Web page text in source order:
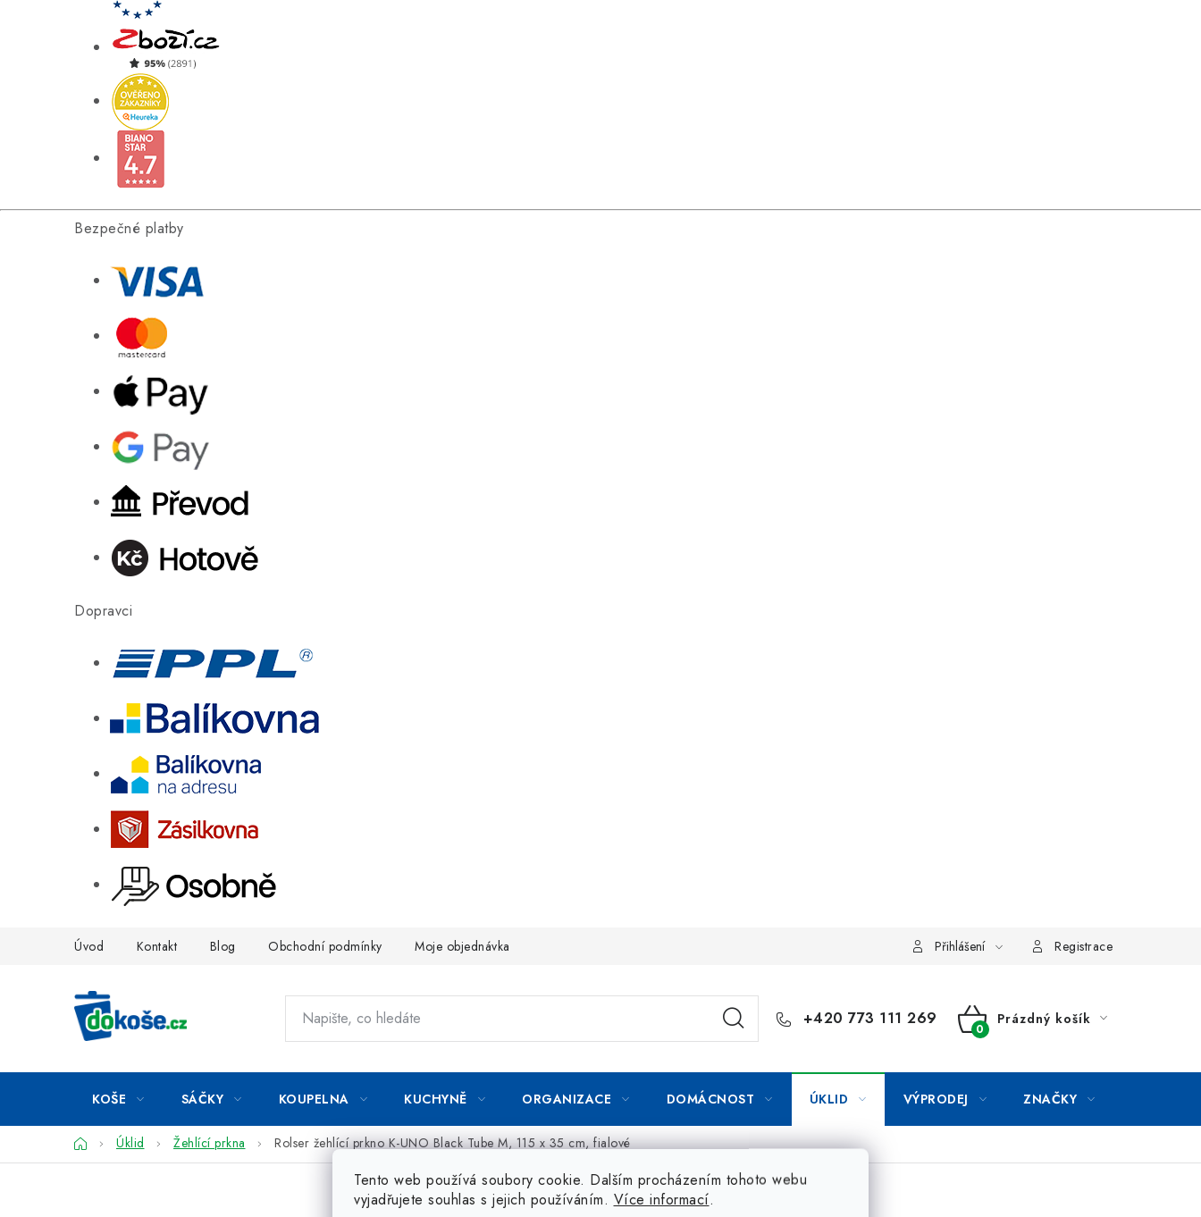
Bezpečné platby
Dopravci
Tento web používá soubory cookie. Dalším procházením tohoto webu
vyjadřujete souhlas s jejich používáním. Více informací.
Úvod Kontakt Blog Obchodní podmínky Moje objednávka Přihlášení Registrace
+420 773 111 269
NÁKUPNÍ
Prázdný košík
KOŠE SÁČKY KOUPELNA KUCHYNĚ ORGANIZACE DOMÁCNOST ÚKLID VÝPRODEJ ZNAČKY
DomůÚklid Žehlící prkna Rolser žehlící prkno K-UNO Black Tube M, 115 x 35 cm, fialové